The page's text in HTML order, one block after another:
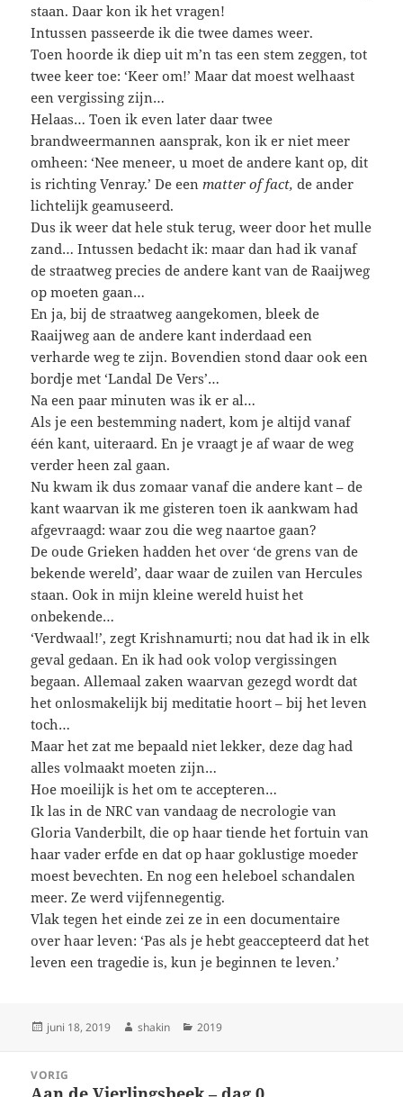
staan. Daar kon ik het vragen!
Intussen passeerde ik die twee dames weer.
Toen hoorde ik diep uit m’n tas een stem zeggen, tot
twee keer toe: ‘Keer om!’ Maar dat moest welhaast
een vergissing zijn…
Helaas… Toen ik even later daar twee
brandweermannen aansprak, kon ik er niet meer
omheen: ‘Nee meneer, u moet de andere kant op, dit
is richting Venray.’ De een matter of fact, de ander
lichtelijk geamuseerd.
Dus ik weer dat hele stuk terug, weer door het mulle
zand… Intussen bedacht ik: maar dan had ik vanaf
de straatweg precies de andere kant van de Raaijweg
op moeten gaan…
En ja, bij de straatweg aangekomen, bleek de
Raaijweg aan de andere kant inderdaad een
verharde weg te zijn. Bovendien stond daar ook een
bordje met ‘Landal De Vers’…
Na een paar minuten was ik er al…
Als je een bestemming nadert, kom je altijd vanaf
één kant, uiteraard. En je vraagt je af waar de weg
verder heen zal gaan.
Nu kwam ik dus zomaar vanaf die andere kant – de
kant waarvan ik me gisteren toen ik aankwam had
afgevraagd: waar zou die weg naartoe gaan?
De oude Grieken hadden het over ‘de grens van de
bekende wereld’, daar waar de zuilen van Hercules
staan. Ook in mijn kleine wereld huist het
onbekende…
‘Verdwaal!’, zegt Krishnamurti; nou dat had ik in elk
geval gedaan. En ik had ook volop vergissingen
begaan. Allemaal zaken waarvan gezegd wordt dat
het onlosmakelijk bij meditatie hoort – bij het leven
toch…
Maar het zat me bepaald niet lekker, deze dag had
alles volmaakt moeten zijn…
Hoe moeilijk is het om te accepteren…
Ik las in de NRC van vandaag de necrologie van
Gloria Vanderbilt, die op haar tiende het fortuin van
haar vader erfde en dat op haar goklustige moeder
moest bevechten. En nog een heleboel schandalen
meer. Ze werd vijfennegentig.
Vlak tegen het einde zei ze in een documentaire
over haar leven: ‘Pas als je hebt geaccepteerd dat het
leven een tragedie is, kun je beginnen te leven.’
Geplaatst
juni 18, 2019 Auteur
shakin Categorieën
2019
navigatie
VORIG
Vorig